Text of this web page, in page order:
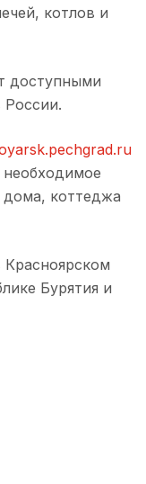
котлов и
доступными
России.
дома, коттеджа
Бурятия и